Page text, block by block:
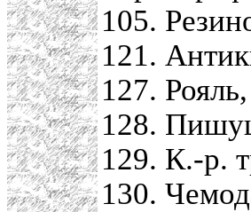
105.
121.
127.
128.
129. К.-р.
130.